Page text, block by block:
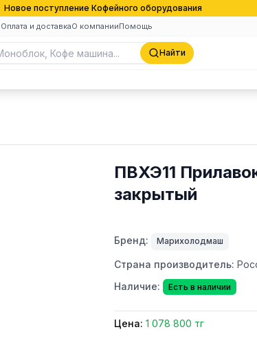
Новое поступление Кофейного оборудования
Оплата и доставкаО компанииПомощь
Найти
ПВХЭ11
закрытый
Бренд: Марихолодмаш
Страна производитель:
Наличие:
Есть в наличии
Цена: 1 078 800 тг